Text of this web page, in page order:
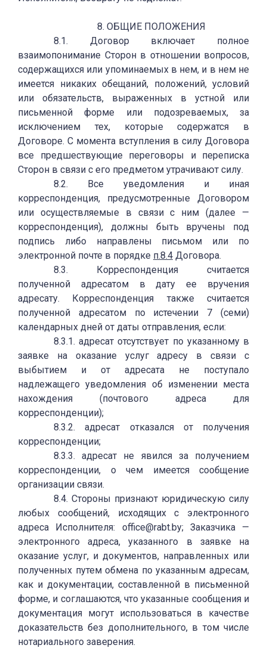
8. ОБЩИЕ ПОЛОЖЕНИЯ
8.1. Договор включает полное
взаимопонимание Сторон в отношении вопросов,
содержащихся или упоминаемых в нем, и в нем не
имеется никаких обещаний, положений, условий
или обязательств, выраженных в устной или
письменной форме или подозреваемых, за
исключением тех, которые содержатся в
Договоре. С момента вступления в силу Договора
все предшествующие переговоры и переписка
Сторон в связи с его предметом утрачивают силу.
8.2. Все уведомления и иная
корреспонденция, предусмотренные Договором
или осуществляемые в связи с ним (далее —
корреспонденция), должны быть вручены под
подпись либо направлены письмом или по
электронной почте в порядке п.8.4 Договора.
8.3. Корреспонденция считается
полученной адресатом в дату ее вручения
адресату. Корреспонденция также считается
полученной адресатом по истечении 7 (семи)
календарных дней от даты отправления, если:
8.3.1. адресат отсутствует по указанному в
заявке на оказание услуг адресу в связи с
выбытием и от адресата не поступало
надлежащего уведомления об изменении места
нахождения (почтового адреса для
корреспонденции);
8.3.2. адресат отказался от получения
корреспонденции;
8.3.3. адресат не явился за получением
корреспонденции, о чем имеется сообщение
организации связи.
8.4. Стороны признают юридическую силу
любых сообщений, исходящих с электронного
адреса Исполнителя: office@rabt.by; Заказчика —
электронного адреса, указанного в заявке на
оказание услуг, и документов, направленных или
полученных путем обмена по указанным адресам,
как и документации, составленной в письменной
форме, и соглашаются, что указанные сообщения и
документация могут использоваться в качестве
доказательств без дополнительного, в том числе
нотариального заверения.